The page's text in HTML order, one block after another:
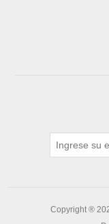
Copyright ®